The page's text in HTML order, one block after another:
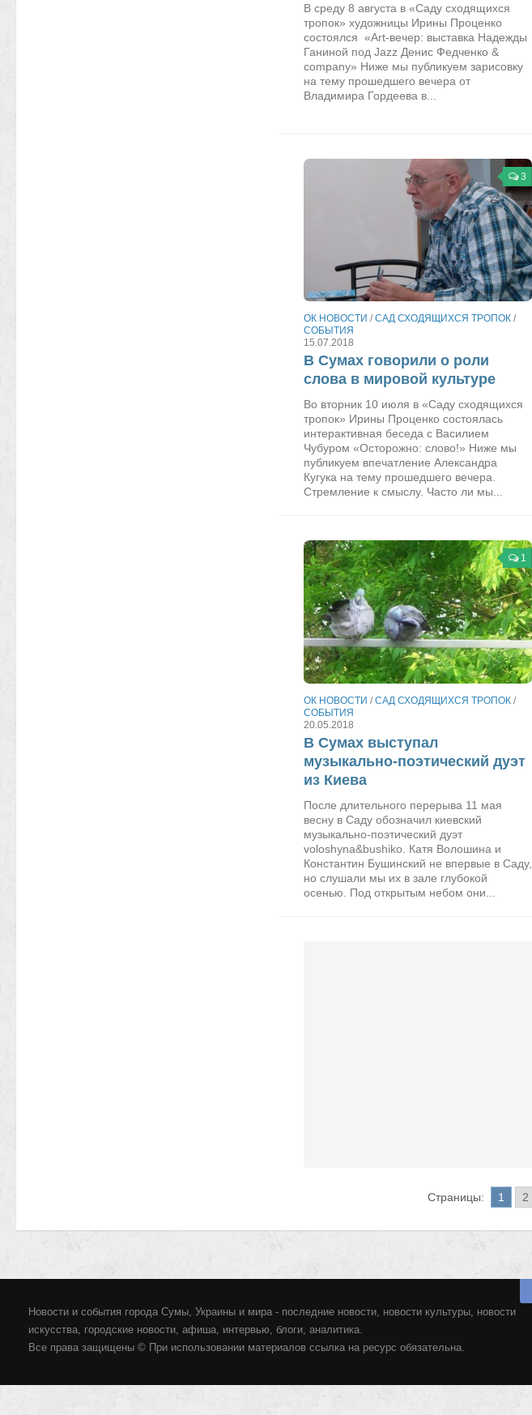
В среду 8 августа в «Саду сходящихся
тропок» художницы Ирины Проценко
состоялся «Аrt-вечер: выставка Надежды
Ганиной под Jazz Денис Федченко &
company» Ниже мы публикуем зарисовку
на тему прошедшего вечера от
Владимира Гордеева в...
3
ОК НОВОСТИ /САД СХОДЯЩИХСЯ ТРОПОК /
СОБЫТИЯ
15.07.2018
В Сумах говорили о роли
слова в мировой культуре
Во вторник 10 июля в «Саду сходящихся
тропок» Ирины Проценко состоялась
интерактивная беседа с Василием
Чубуром «Осторожно: слово!» Ниже мы
публикуем впечатление Александра
Кугука на тему прошедшего вечера.
Стремление к смыслу. Часто ли мы...
1
ОК НОВОСТИ /САД СХОДЯЩИХСЯ ТРОПОК /
СОБЫТИЯ
20.05.2018
В Сумах выступал
музыкально-поэтический дуэт
из Киева
После длительного перерыва 11 мая
весну в Саду обозначил киевский
музыкально-поэтический дуэт
voloshyna&bushiko. Катя Волошина и
Константин Бушинский не впервые в Саду,
но слушали мы их в зале глубокой
осенью. Под открытым небом они...
Страницы: 1 2
Новости и события города Сумы, Украины и мира - последние новости, новости культуры, новости
искусства, городские новости, афиша, интервью, блоги, аналитика.
Все права защищены © При использовании материалов ссылка на ресурс обязательна.